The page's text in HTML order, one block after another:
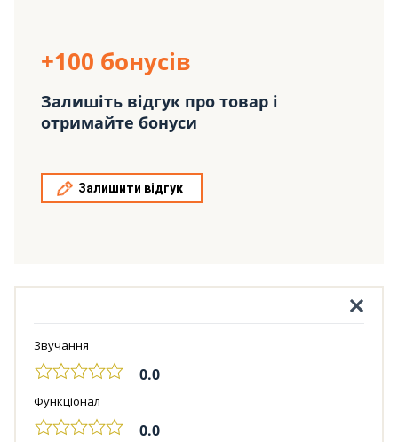
+100 бонусів
Залишіть відгук про товар і
отримайте бонуси
Залишити відгук
Звучання
0.0
Функціонал
0.0